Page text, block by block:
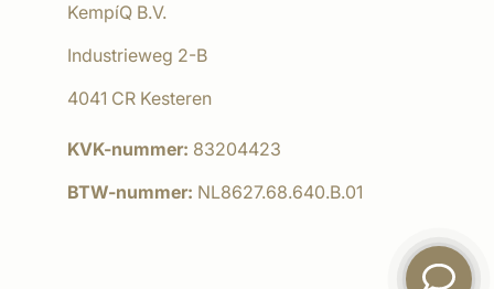
KempíQ B.V.
Industrieweg 2-B
4041 CR Kesteren
KVK-nummer: 83204423
BTW-nummer: NL8627.68.640.B.01